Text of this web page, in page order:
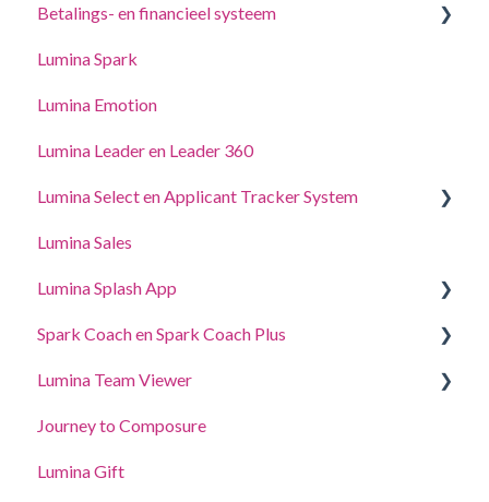
Online Leerportaal (LLXP)
Betalings- en financieel systeem
Punten kopen en transacties bekijken
Lumina Spark
Lumina Emotion
Lumina Leader en Leader 360
Lumina Select en Applicant Tracker System
Applicant Tracker System
Lumina Select Eliminater
Lumina Sales
Lumina Splash App
Voor Deelnemers
Voor Practitioners
Spark Coach en Spark Coach Plus
Handleidingen en demo's
Spark Coach
Spark Coach Plus
Lumina Team Viewer
Een team maken, bekijken of bewerken
Andere Lumina Team-functies
Journey to Composure
Lumina Gift